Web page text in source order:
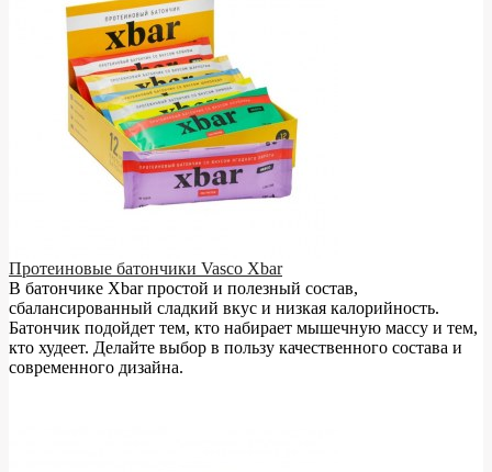
Протеиновые батончики Vasco Xbar
В батончике Xbar простой и полезный состав,
сбалансированный сладкий вкус и низкая калорийность.
Батончик подойдет тем, кто набирает мышечную массу и тем,
кто худеет. Делайте выбор в пользу качественного состава и
современного дизайна.